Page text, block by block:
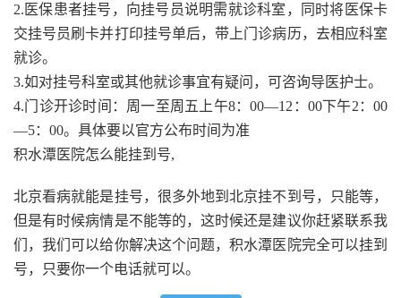
2.医保患者挂号，向挂号员说明需就诊科室，同时将医保卡
交挂号员刷卡并打印挂号单后，带上门诊病历，去相应科室
就诊。
3.如对挂号科室或其他就诊事宜有疑问，可咨询导医护士。
4.门诊开诊时间：周一至周五上午8：00—12：00下午2：00
—5：00。具体要以官方公布时间为准
积水潭医院怎么能挂到号,
北京看病就能是挂号，很多外地到北京挂不到号，只能等，
但是有时候病情是不能等的，这时候还是建议你赶紧联系我
们，我们可以给你解决这个问题，积水潭医院完全可以挂到
号，只要你一个电话就可以。